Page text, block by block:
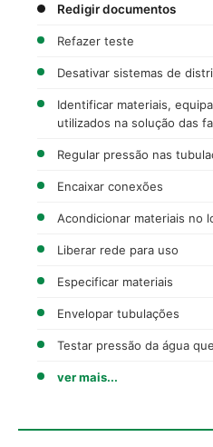
Redigir documentos
Refazer teste
Desativar sistemas de
Identificar materiais,
utilizados na solução das
Regular pressão nas
Encaixar conexões
Acondicionar materiais no
Liberar rede para uso
Especificar materiais
Envelopar tubulações
Testar pressão da água
ver mais...